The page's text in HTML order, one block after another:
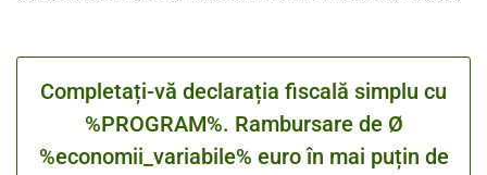
Completați-vă declarația fiscală simplu cu
%PROGRAM%. Rambursare de Ø
%economii_variabile% euro în mai puțin de